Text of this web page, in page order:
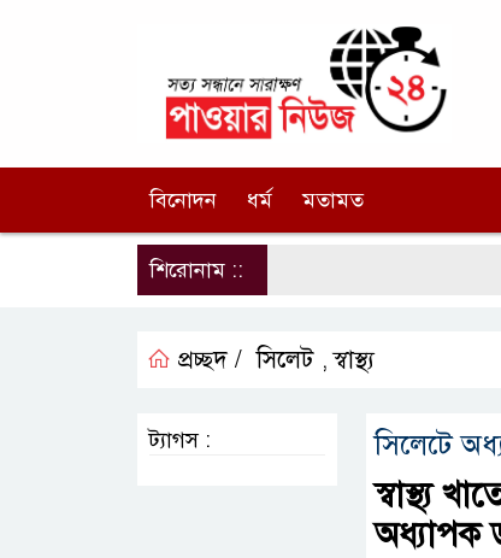
বিনোদন ধর্ম মতামত
শিরোনাম ::
প্রচ্ছদ / সিলেট ,স্বাস্থ্য
সিলেটে
স্বাস্থ্য
অধ্যাপক
ট্যাগস :